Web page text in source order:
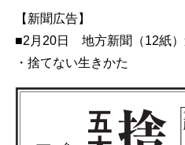
【新聞広告】
■2月20日 地方新聞（12紙
・捨てない生きかた